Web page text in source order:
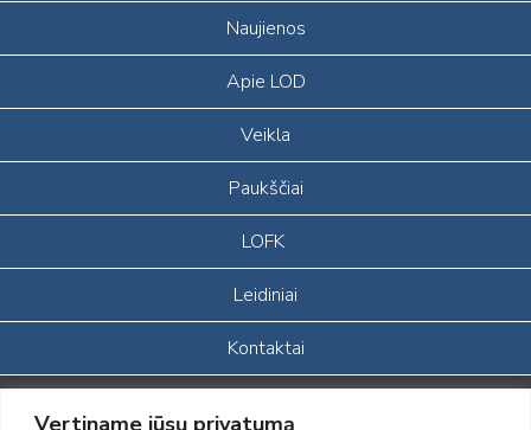
Vertiname jūsų privatumą
Naujienos
Apie LOD
Veikla
Paukščiai
LOFK
Leidiniai
Kontaktai
Portalas sukurtas įgyvendinant Lietuvos Respublikos, Europos